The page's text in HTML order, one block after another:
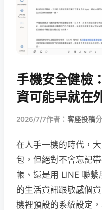
手機安全健檢
資可能早就在
2026/7/7作者： 客座投稿
在人手一機的時代，
包，但絕對不會忘記
帳、還是用 LINE 聯
的生活資訊跟敏感個
機裡預設的系統設定